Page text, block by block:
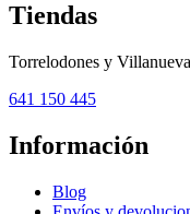
Tiendas
Torrelodones y
641 150 445
Información
Blog